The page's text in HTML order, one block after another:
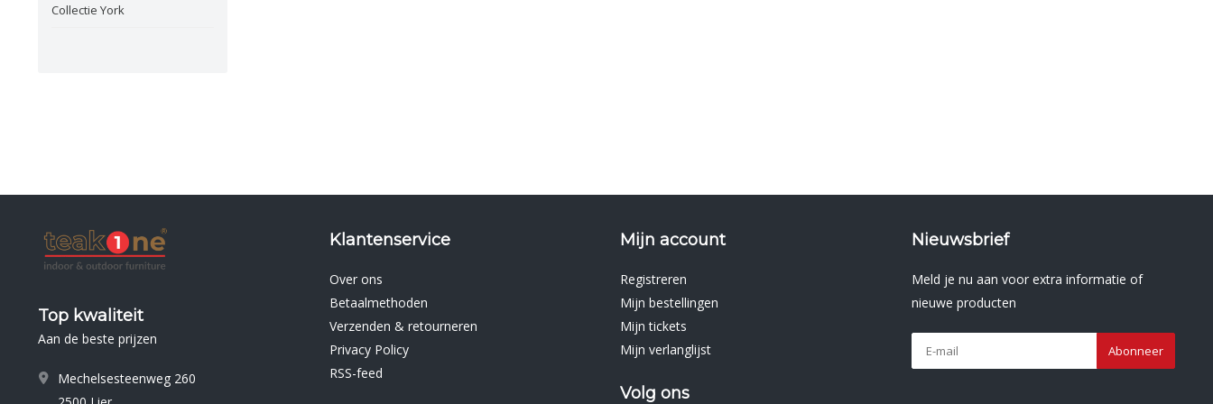
Collectie York
Top kwaliteit
Aan de beste prijzen
Mechelsesteenweg 260
Klantenservice
Over ons
Betaalmethoden
Verzenden & retourneren
Privacy Policy
RSS-feed
Mijn account
Registreren
Mijn bestellingen
Mijn tickets
Mijn verlanglijst
Volg ons
Nieuwsbrief
Meld je nu aan voor extra informatie of
nieuwe producten
Abonneer